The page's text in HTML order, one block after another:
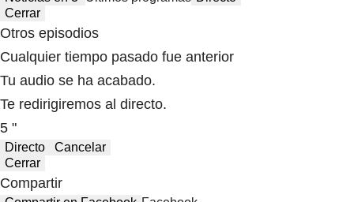
Cerrar
Otros episodios
Cualquier tiempo pasado fue anterior
Tu audio se ha acabado.
Te redirigiremos al directo.
5 "
Directo
Cancelar
Cerrar
Compartir